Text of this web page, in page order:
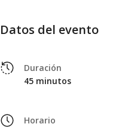
esclavos de aquel tiempo.
Con esto culminará nuestra
tiempo en la plaza principal de
Datos del evento
Duración
45 minutos
Horario